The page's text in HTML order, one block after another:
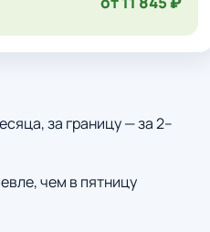
за границу — за 2–
чем в пятницу